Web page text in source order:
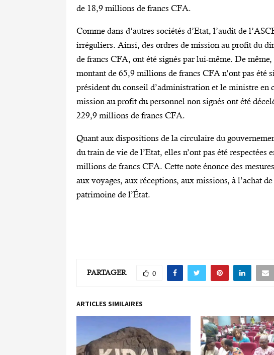
de 18,9 millions de francs CFA.
Comme dans d’autres sociétés d’Etat, l’audit de
irréguliers. Ainsi, des ordres de mission au profit du
de francs CFA, ont été signés par lui-même. De
montant de 65,9 millions de francs CFA n’ont pas été
président du conseil d’administration et le ministre en
mission au profit du personnel non signés ont été
229,9 millions de francs CFA.
Quant aux dispositions de la circulaire du
du train de vie de l’Etat, elles n’ont pas été
millions de francs CFA. Cette note énonce des
aux voyages, aux réceptions, aux missions, à l’achat
patrimoine de l’État.
PARTAGER 0
ARTICLES SIMILAIRES